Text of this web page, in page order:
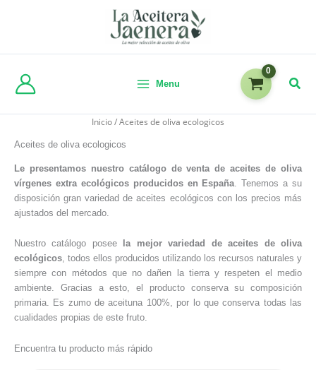
Menu
Inicio/ Aceites de oliva ecologicos
Aceites de oliva ecologicos
Le presentamos nuestro catálogo de venta de aceites de oliva
vírgenes extra ecológicos producidos en España. Tenemos a su
disposición gran variedad de aceites ecológicos con los precios más
ajustados del mercado.
Nuestro catálogo posee
la mejor variedad de aceites de oliva
ecológicos, todos ellos producidos utilizando los recursos naturales y
siempre con métodos que no dañen la tierra y respeten el medio
ambiente. Gracias a esto, el producto conserva su composición
primaria. Es zumo de aceituna 100%, por lo que conserva todas las
cualidades propias de este fruto.
Encuentra tu producto más rápido